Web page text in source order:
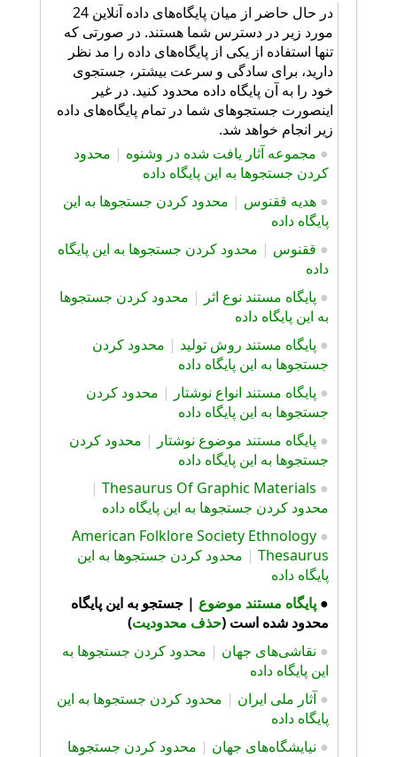
در حال حاضر از میان پایگاه‌های داده آنلاین 24
مورد زیر در دسترس شما هستند. در صورتی که
تنها استفاده از یکی از پایگاه‌های داده را مد نظر
دارید، برای سادگی و سرعت بیشتر، جستجوی
خود را به آن پایگاه داده محدود کنید. در غیر
اینصورت جستجوهای شما در تمام پایگاه‌های داده
زیر انجام خواهد شد.
● مجموعه آثار یافت شده در وشنوه | محدود
کردن جستجوها به این پایگاه داده
● هديه ققنوس | محدود کردن جستجوها به این
پایگاه داده
● ققنوس | محدود کردن جستجوها به این پایگاه
داده
● پايگاه مستند نوع اثر | محدود کردن جستجوها
به این پایگاه داده
● پايگاه مستند روش توليد | محدود کردن
جستجوها به این پایگاه داده
● پايگاه مستند انواع نوشتار | محدود کردن
جستجوها به این پایگاه داده
● پايگاه مستند موضوع نوشتار | محدود کردن
جستجوها به این پایگاه داده
●
Thesaurus Of Graphic Materials
|
محدود کردن جستجوها به این پایگاه داده
●
American Folklore Society Ethnology
Thesaurus
| محدود کردن جستجوها به این
پایگاه داده
● پايگاه مستند موضوع | جستجو به این پایگاه
محدود شده است (حذف محدودیت)
● نقاشی‌های جهان | محدود کردن جستجوها به
این پایگاه داده
● آثار ملی ایران | محدود کردن جستجوها به این
پایگاه داده
● نیایشگاه‌های جهان | محدود کردن جستجوها